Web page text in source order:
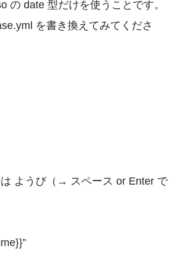
の date 型だけを使うことです。
を書き換えてみてくださ
ようび（→ スペース or Enter で